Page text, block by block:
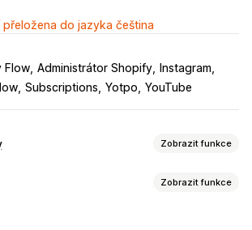
do jazyka čeština
Flow Administrátor Shopify
Instagram
Subscriptions Yotpo YouTube
Zobrazit funkce
Zobrazit funkce